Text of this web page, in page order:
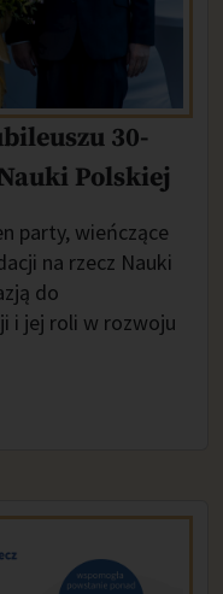
30-
Polskiej
party, wieńczące
na rzecz Nauki
do
i jej roli w rozwoju